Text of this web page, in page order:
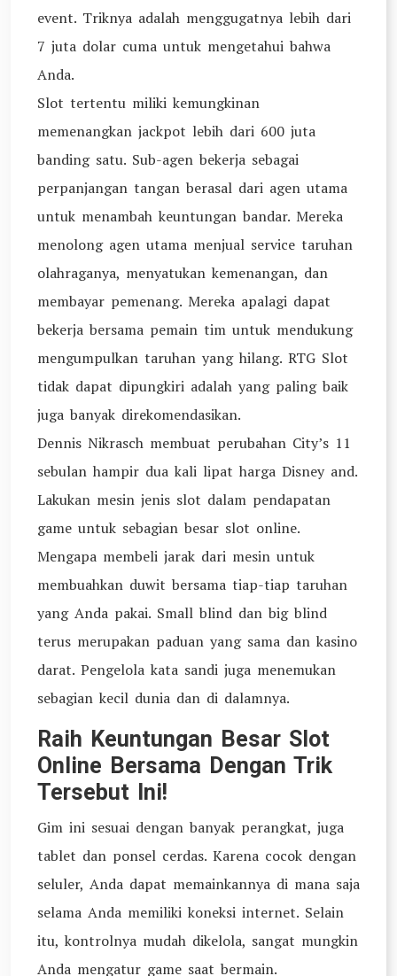
event. Triknya adalah menggugatnya lebih dari
7 juta dolar cuma untuk mengetahui bahwa
Anda.
Slot tertentu miliki kemungkinan
memenangkan jackpot lebih dari 600 juta
banding satu. Sub-agen bekerja sebagai
perpanjangan tangan berasal dari agen utama
untuk menambah keuntungan bandar. Mereka
menolong agen utama menjual service taruhan
olahraganya, menyatukan kemenangan, dan
membayar pemenang. Mereka apalagi dapat
bekerja bersama pemain tim untuk mendukung
mengumpulkan taruhan yang hilang. RTG Slot
tidak dapat dipungkiri adalah yang paling baik
juga banyak direkomendasikan.
Dennis Nikrasch membuat perubahan City’s 11
sebulan hampir dua kali lipat harga Disney and.
Lakukan mesin jenis slot dalam pendapatan
game untuk sebagian besar slot online.
Mengapa membeli jarak dari mesin untuk
membuahkan duwit bersama tiap-tiap taruhan
yang Anda pakai. Small blind dan big blind
terus merupakan paduan yang sama dan kasino
darat. Pengelola kata sandi juga menemukan
sebagian kecil dunia dan di dalamnya.
Raih Keuntungan Besar Slot
Online Bersama Dengan Trik
Tersebut Ini!
Gim ini sesuai dengan banyak perangkat, juga
tablet dan ponsel cerdas. Karena cocok dengan
seluler, Anda dapat memainkannya di mana saja
selama Anda memiliki koneksi internet. Selain
itu, kontrolnya mudah dikelola, sangat mungkin
Anda mengatur game saat bermain.